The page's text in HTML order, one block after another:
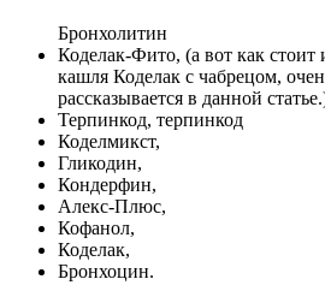
Бронхолитин
Коделак-Фито, (а вот как стоит
кашля Коделак с чабрецом,
рассказывается в данной
Терпинкод, терпинкод
Коделмикст,
Гликодин,
Кондерфин,
Алекс-Плюс,
Кофанол,
Коделак,
Бронхоцин.